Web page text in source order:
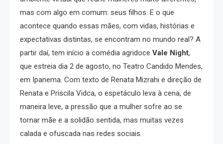
mas com algo em comum: seus filhos. E o que
acontece quando essas mães, com vidas, histórias e
expectativas distintas, se encontram no mundo real? A
partir daí, tem início a comédia agridoce Vale Night,
que estreia dia 2 de agosto, no Teatro Candido Mendes,
em Ipanema. Com texto de Renata Mizrahi e direção de
Renata e Priscila Vidca, o espetáculo leva à cena, de
maneira leve, a pressão que a mulher sofre ao se
tornar mãe e a solidão sentida, mas muitas vezes
calada e ofuscada nas redes sociais.